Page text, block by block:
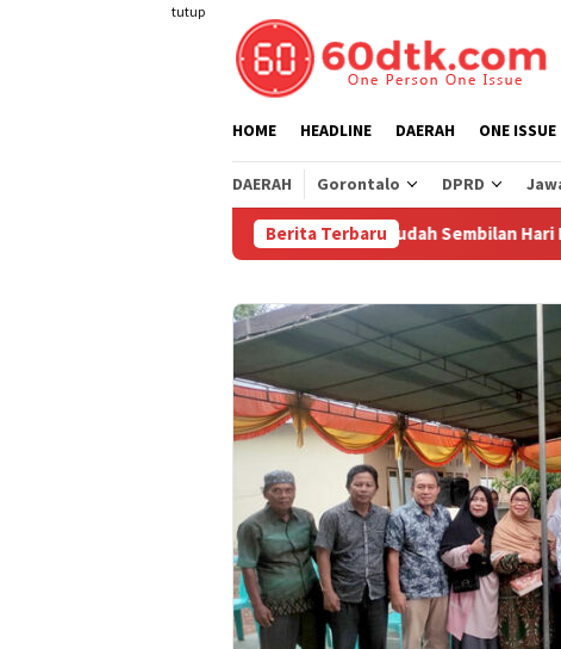
tutup
HOME HEADLINE DAERAH ONE ISSUE
DAERAH Gorontalo DPRD
Berita Terbaru
Sudah Sembilan Hari Harga